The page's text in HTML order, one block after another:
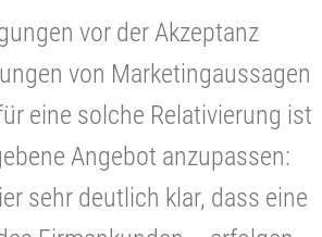
vor der Akzeptanz
von Marketingaussagen
eine solche Relativierung ist
Angebot anzupassen:
sehr deutlich klar, dass eine